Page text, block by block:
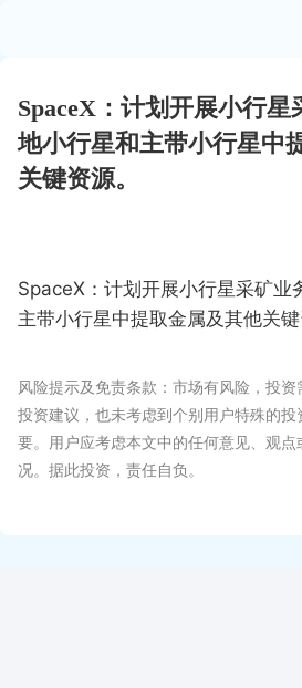
SpaceX：计划开展小行
地小行星和主带小行星中
关键资源。
SpaceX：计划开展小行星采矿业
主带小行星中提取金属及其他关键
风险提示及免责条款：市场有风险，投
投资建议，也未考虑到个别用户特殊的
要。用户应考虑本文中的任何意见、观
况。据此投资，责任自负。